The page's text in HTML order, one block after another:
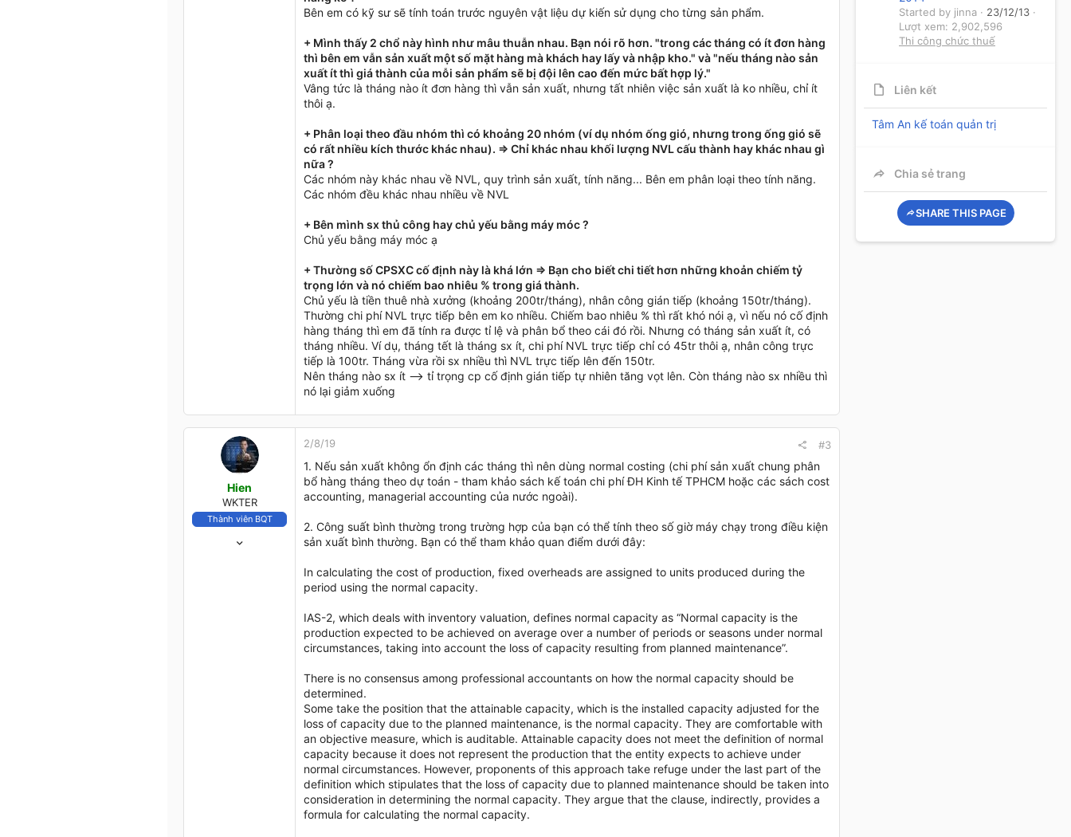
Bên em có kỹ sư sẽ tính toán trước nguyên vật liệu dự kiến sử dụng cho từng sản phẩm.
+ Mình thấy 2 chổ này hình như mâu thuẫn nhau. Bạn nói rõ hơn. "trong các tháng có ít đơn hàng
thì bên em vẫn sản xuất một số mặt hàng mà khách hay lấy và nhập kho." và "nếu tháng nào sản
xuất ít thì giá thành của mỗi sản phẩm sẽ bị đội lên cao đến mức bất hợp lý."
Vâng tức là tháng nào ít đơn hàng thì vẫn sản xuất, nhưng tất nhiên việc sản xuất là ko nhiều, chỉ ít
thôi ạ.
+ Phân loại theo đầu nhóm thì có khoảng 20 nhóm (ví dụ nhóm ống gió, nhưng trong ống gió sẽ
có rất nhiều kích thước khác nhau). => Chỉ khác nhau khối lượng NVL cấu thành hay khác nhau gì
nữa ?
Các nhóm này khác nhau về NVL, quy trình sản xuất, tính năng... Bên em phân loại theo tính năng.
Các nhóm đều khác nhau nhiều về NVL
+ Bên mình sx thủ công hay chủ yếu bằng máy móc ?
Chủ yếu bằng máy móc ạ
+ Thường số CPSXC cố định này là khá lớn => Bạn cho biết chi tiết hơn những khoản chiếm tỷ
trọng lớn và nó chiếm bao nhiêu % trong giá thành.
Chủ yếu là tiền thuê nhà xưởng (khoảng 200tr/tháng), nhân công gián tiếp (khoảng 150tr/tháng).
Thường chi phí NVL trực tiếp bên em ko nhiều. Chiếm bao nhiêu % thì rất khó nói ạ, vì nếu nó cố định
hàng tháng thì em đã tính ra được tỉ lệ và phân bổ theo cái đó rồi. Nhưng có tháng sản xuất ít, có
tháng nhiều. Ví dụ, tháng tết là tháng sx ít, chi phí NVL trực tiếp chỉ có 45tr thôi ạ, nhân công trực
tiếp là 100tr. Tháng vừa rồi sx nhiều thì NVL trực tiếp lên đến 150tr.
Nên tháng nào sx ít --> tỉ trọng cp cố định gián tiếp tự nhiên tăng vọt lên. Còn tháng nào sx nhiều thì
nó lại giảm xuống
Hien
WKTER
Thành viên BQT
2/8/19 #3
1. Nếu sản xuất không ổn định các tháng thì nên dùng normal costing (chi phí sản xuất chung phân
bổ hàng tháng theo dự toán - tham khảo sách kế toán chi phí ĐH Kinh tế TPHCM hoặc các sách cost
accounting, managerial accounting của nước ngoài).
2. Công suất bình thường trong trường hợp của bạn có thể tính theo số giờ máy chạy trong điều kiện
sản xuất bình thường. Bạn có thể tham khảo quan điểm dưới đây:
In calculating the cost of production, fixed overheads are assigned to units produced during the
period using the normal capacity.
IAS-2, which deals with inventory valuation, defines normal capacity as “Normal capacity is the
production expected to be achieved on average over a number of periods or seasons under normal
circumstances, taking into account the loss of capacity resulting from planned maintenance”.
There is no consensus among professional accountants on how the normal capacity should be
determined.
Some take the position that the attainable capacity, which is the installed capacity adjusted for the
loss of capacity due to the planned maintenance, is the normal capacity. They are comfortable with
an objective measure, which is auditable. Attainable capacity does not meet the definition of normal
capacity because it does not represent the production that the entity expects to achieve under
normal circumstances. However, proponents of this approach take refuge under the last part of the
definition which stipulates that the loss of capacity due to planned maintenance should be taken into
consideration in determining the normal capacity. They argue that the clause, indirectly, provides a
formula for calculating the normal capacity.
Started by jinna
23/12/13
Lượt xem: 2,902,596
Thi công chức thuế
Liên kết
Tâm An kế toán quản trị
Chia sẻ trang
SHARE THIS PAGE